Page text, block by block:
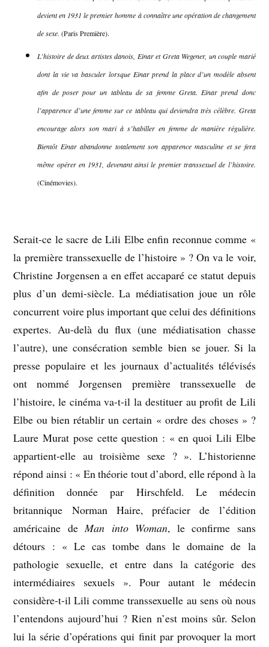
devient en 1931 le premier homme à connaître une opération de changement
de sexe. (Paris Première).
L’histoire de deux artistes danois, Einar et Greta Wegener, un couple marié
dont la vie va basculer lorsque Einar prend la place d’un modèle absent
afin de poser pour un tableau de sa femme Greta. Einar prend donc
l’apparence d’une femme sur ce tableau qui deviendra très célèbre. Greta
encourage alors son mari à s’habiller en femme de manière régulière.
Bientôt Einar abandonne totalement son apparence masculine et se fera
même opérer en 1931, devenant ainsi le premier transsexuel de l’histoire.
(Cinémovies).
Serait-ce le sacre de Lili Elbe enfin reconnue comme «
la première transsexuelle de l’histoire » ? On va le voir,
Christine Jorgensen a en effet accaparé ce statut depuis
plus d’un demi-siècle. La médiatisation joue un rôle
concurrent voire plus important que celui des définitions
expertes. Au-delà du flux (une médiatisation chasse
l’autre), une consécration semble bien se jouer. Si la
presse populaire et les journaux d’actualités télévisés
ont nommé Jorgensen première transsexuelle de
l’histoire, le cinéma va-t-il la destituer au profit de Lili
Elbe ou bien rétablir un certain « ordre des choses » ?
Laure Murat pose cette question : « en quoi Lili Elbe
appartient-elle au troisième sexe ? ». L’historienne
répond ainsi : « En théorie tout d’abord, elle répond à la
définition donnée par Hirschfeld. Le médecin
britannique Norman Haire, préfacier de l’édition
américaine deMan into Woman, le confirme sans
détours : « Le cas tombe dans le domaine de la
pathologie sexuelle, et entre dans la catégorie des
intermédiaires sexuels ». Pour autant le médecin
considère-t-il Lili comme transsexuelle au sens où nous
l’entendons aujourd’hui ? Rien n’est moins sûr. Selon
lui la série d’opérations qui finit par provoquer la mort